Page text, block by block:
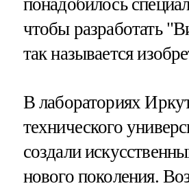
чтобы разработать
так называется
В лабораториях
технического
создали
нового поколения.